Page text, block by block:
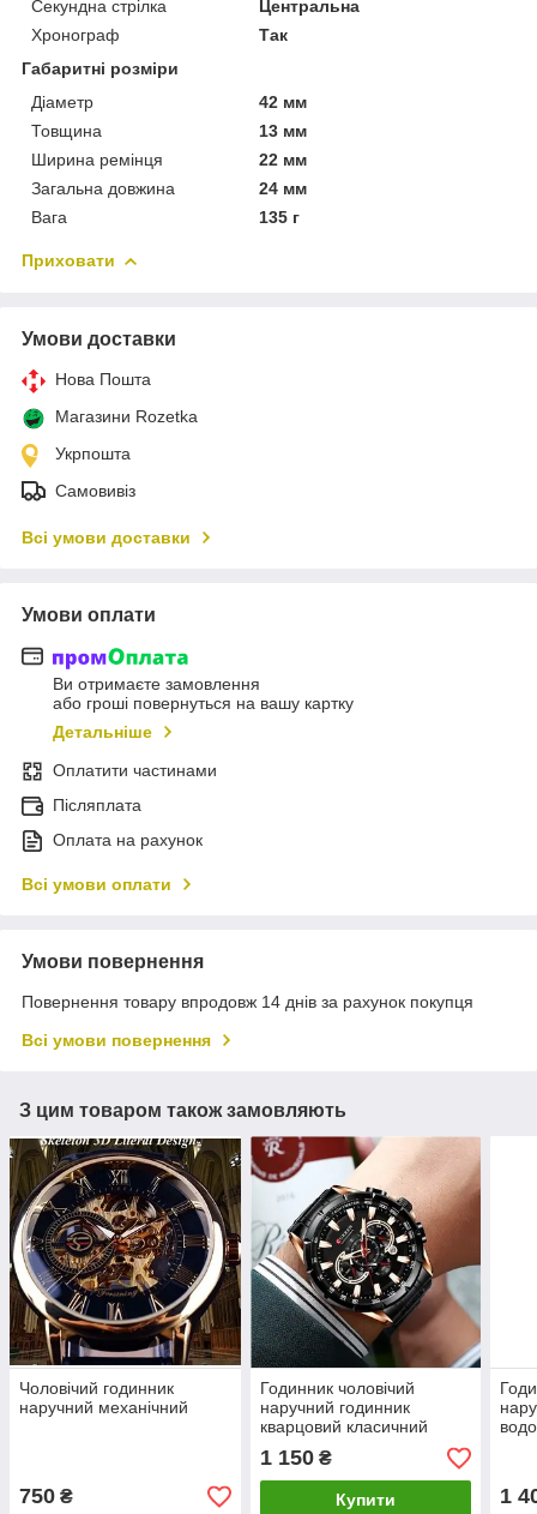
Секундна стрілка
Центральна
Хронограф
Так
Габаритні розміри
Діаметр
42 мм
Товщина
13 мм
Ширина ремінця
22 мм
Загальна довжина
24 мм
Вага
135 г
Приховати
Умови доставки
Нова Пошта
Магазини Rozetka
Укрпошта
Самовивіз
Всі умови доставки
Умови оплати
Ви отримаєте замовлення
або гроші повернуться на вашу картку
Детальніше
Оплатити частинами
Післяплата
Оплата на рахунок
Всі умови оплати
Умови повернення
Повернення товару впродовж 14 днів за рахунок покупця
Всі умови повернення
З цим товаром також замовляють
Чоловічий годинник
наручний механічний
750 ₴
Годинник чоловічий
наручний годинник
кварцовий класичний
1 150₴
Купити 1